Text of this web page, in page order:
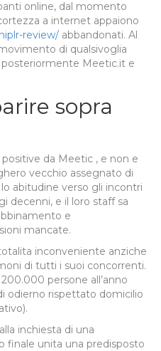
online, dal momento
a internet appaiono
review/ abbandonati. Al
di qualsivoglia
Meetic.it e
sopra
da Meetic , e non e
vecchio assegnato di
abitudine verso gli incontri
decenni, e il loro staff sa
e
mancate.
inconveniente anziche
di tutti i suoi concorrenti.
persone all’anno
odierno rispettato domicilio
inchiesta di una
unita una predisposto